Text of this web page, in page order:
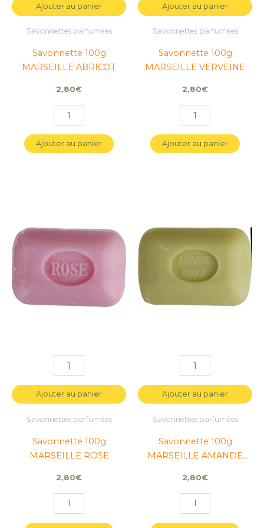
Ajouter au panier
Savonnettes parfumées
Savonnette 100g
MARSEILLE ABRICOT
2,80€
Ajouter au panier
Ajouter au panier
Savonnettes parfumées
Savonnette 100g
MARSEILLE VERVEINE
2,80€
Ajouter au panier
100g
MARSEILLE
ROSE
Ajouter au panier
Savonnettes parfumées
Savonnette 100g
MARSEILLE ROSE
2,80€
100g
MARSEILLE
ROSE
100g
MARSEILLE
AMANDE
DOUCE
Ajouter au panier
Savonnettes parfumées
Savonnette 100g
MARSEILLE AMANDE
2,80€
100g
MARSEILLE
AMANDE
DOUCE